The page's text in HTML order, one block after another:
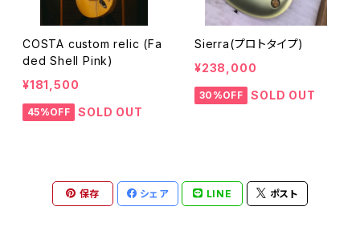
COSTA custom relic (Fa
ded Shell Pink)
¥181,500
45%OFF SOLD OUT
Sierra(プロトタイプ)
¥238,000
30%OFF SOLD OUT
保存 シェア LINE ポスト